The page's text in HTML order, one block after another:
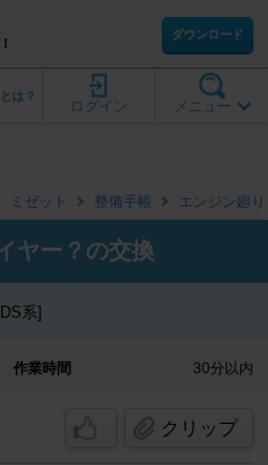
ダウンロード
メニュー
ログイン
は？
ミゼット 整備手帳 エンジン廻り
ヤー？の交換
系]
作業時間 30分以内
クリップ